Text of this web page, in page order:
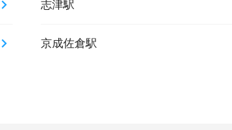
志津駅
京成佐倉駅